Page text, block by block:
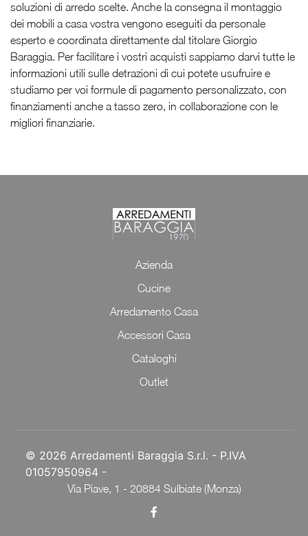
soluzioni di arredo scelte. Anche la consegna il montaggio
dei mobili a casa vostra vengono eseguiti da personale
esperto e coordinata direttamente dal titolare Giorgio
Baraggia. Per facilitare i vostri acquisti sappiamo darvi tutte le
informazioni utili sulle detrazioni di cui potete usufruire e
studiamo per voi formule di pagamento personalizzato, con
finanziamenti anche a tasso zero, in collaborazione con le
migliori finanziarie.
Azienda
Cucine
Arredamento Casa
Accessori Casa
Cataloghi
Outlet
© 2026 Arredamenti Baraggia S.r.l. - P.IVA
01057950964 -
Via Piave, 1 - 20884 Sulbiate (Monza)